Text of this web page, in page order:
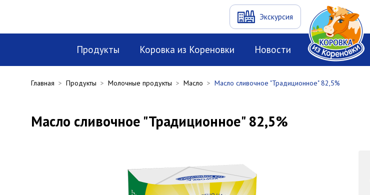
Экскурсия
Продукты Коровка из Кореновки Новости
Главная > Продукты > Молочные продукты > Масло > Масло сливочное "Традиционное" 82,5%
Масло сливочное "Традиционное" 82,5%